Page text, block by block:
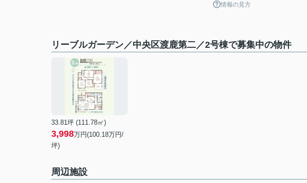
情報の見方
リーブルガーデン／中央区渡鹿第二／2号棟で募集中の物件
33.81坪 (111.78㎡)
3,998万円(100.18万円/
坪)
周辺施設